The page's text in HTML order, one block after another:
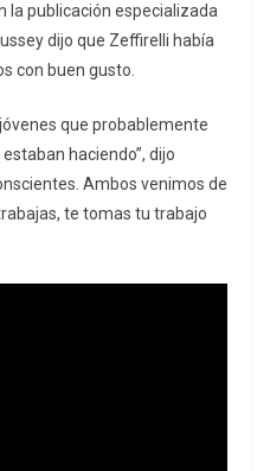
la publicación especializada
dijo que Zeffirelli había
con buen gusto.
que probablemente
haciendo”, dijo
Ambos venimos de
te tomas tu trabajo